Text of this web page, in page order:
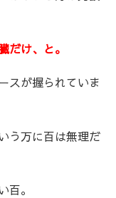
だけ、と。
スが握られていま
う万に百は無理だ
百。